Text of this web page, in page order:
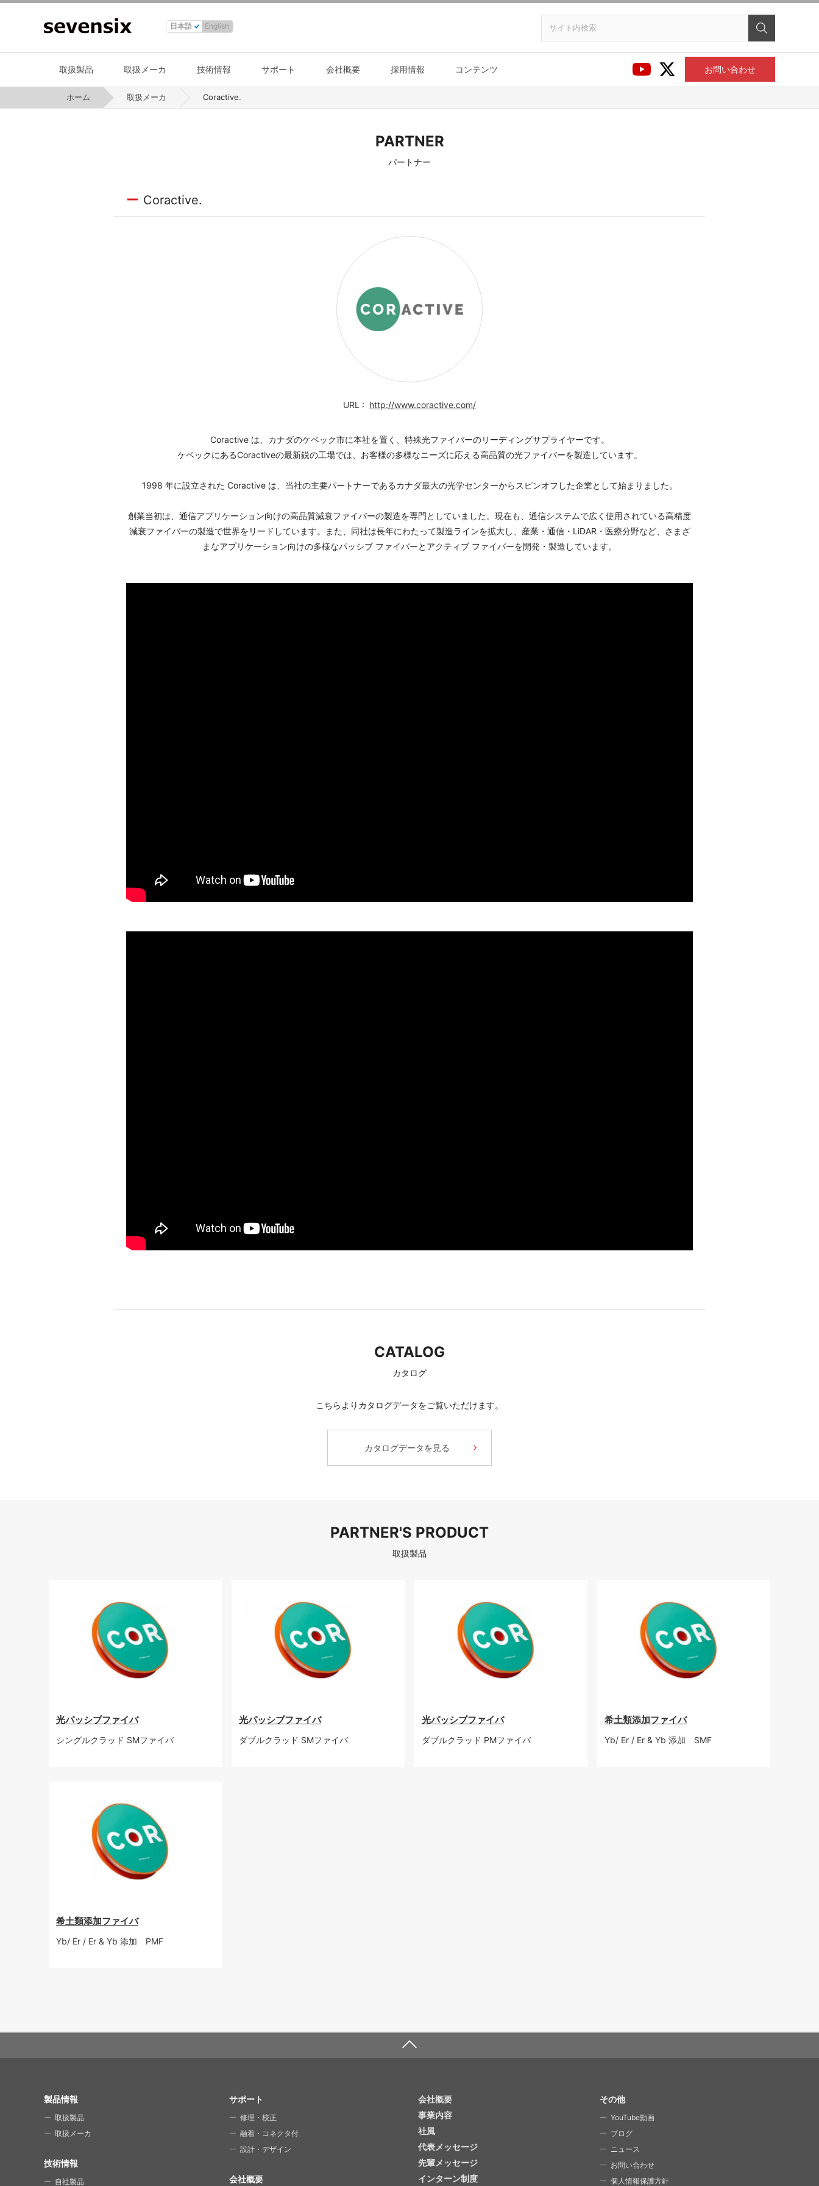
日本語 English
取扱製品 取扱メーカ 技術情報 サポート 会社概要 採用情報 コンテンツ お問い合わせ
ホーム 取扱メーカ Coractive.
PARTNER
パートナー
Coractive.
http://www.coractive.com/
Coractive は、カナダのケベック市に本社を置く、特殊光ファイバーのリーディングサプライヤーです。
ケベックにあるCoractiveの最新鋭の工場では、お客様の多様なニーズに応える高品質の光ファイバーを製造しています。
1998 年に設立された Coractive は、当社の主要パートナーであるカナダ最大の光学センターからスピンオフした企業として始まりました。
創業当初は、通信アプリケーション向けの高品質減衰ファイバーの製造を専門としていました。現在も、通信システムで広く使用されている高精度
減衰ファイバーの製造で世界をリードしています。また、同社は長年にわたって製造ラインを拡大し、産業・通信・LiDAR・医療分野など、さまざ
まなアプリケーション向けの多様なパッシブ ファイバーとアクティブ ファイバーを開発・製造しています。
CATALOG
カタログ
こちらよりカタログデータをご覧いただけます。
カタログデータを見る
PARTNER'S PRODUCT
取扱製品
光パッシブファイバ
シングルクラッド SMファイバ
光パッシブファイバ
ダブルクラッド SMファイバ
光パッシブファイバ
ダブルクラッド PMファイバ
希土類添加ファイバ
Yb/ Er / Er & Yb 添加 SMF
希土類添加ファイバ
Yb/ Er / Er & Yb 添加 PMF
SITE MAP
製品情報
取扱製品
取扱メーカ
技術情報
自社製品
サポート
修理・校正
融着・コネクタ付
設計・デザイン
会社概要
会社概要
事業内容
社風
代表メッセージ
先輩メッセージ
インターン制度
その他
YouTube動画
ブログ
ニュース
お問い合わせ
個人情報保護方針